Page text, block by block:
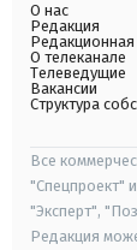
О нас
Редакция
Редакционная
О телеканале
Телеведущие
Вакансии
Структура
Все
"Спецпроект"
"Эксперт",
Редакция